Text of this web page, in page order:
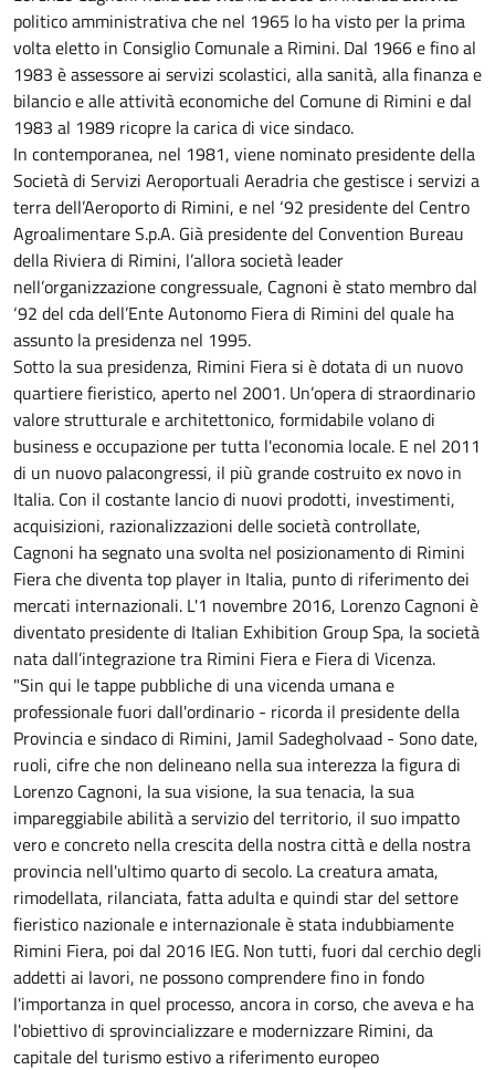
politico amministrativa che nel 1965 lo ha visto per la prima
volta eletto in Consiglio Comunale a Rimini. Dal 1966 e fino al
1983 è assessore ai servizi scolastici, alla sanità, alla finanza e
bilancio e alle attività economiche del Comune di Rimini e dal
1983 al 1989 ricopre la carica di vice sindaco.
In contemporanea, nel 1981, viene nominato presidente della
Società di Servizi Aeroportuali Aeradria che gestisce i servizi a
terra dell’Aeroporto di Rimini, e nel ‘92 presidente del Centro
Agroalimentare S.p.A. Già presidente del Convention Bureau
della Riviera di Rimini, l’allora società leader
nell’organizzazione congressuale, Cagnoni è stato membro dal
‘92 del cda dell’Ente Autonomo Fiera di Rimini del quale ha
assunto la presidenza nel 1995.
Sotto la sua presidenza, Rimini Fiera si è dotata di un nuovo
quartiere fieristico, aperto nel 2001. Un’opera di straordinario
valore strutturale e architettonico, formidabile volano di
business e occupazione per tutta l'economia locale. E nel 2011
di un nuovo palacongressi, il più grande costruito ex novo in
Italia. Con il costante lancio di nuovi prodotti, investimenti,
acquisizioni, razionalizzazioni delle società controllate,
Cagnoni ha segnato una svolta nel posizionamento di Rimini
Fiera che diventa top player in Italia, punto di riferimento dei
mercati internazionali. L'1 novembre 2016, Lorenzo Cagnoni è
diventato presidente di Italian Exhibition Group Spa, la società
nata dall’integrazione tra Rimini Fiera e Fiera di Vicenza.
"Sin qui le tappe pubbliche di una vicenda umana e
professionale fuori dall'ordinario - ricorda il presidente della
Provincia e sindaco di Rimini, Jamil Sadegholvaad - Sono date,
ruoli, cifre che non delineano nella sua interezza la figura di
Lorenzo Cagnoni, la sua visione, la sua tenacia, la sua
impareggiabile abilità a servizio del territorio, il suo impatto
vero e concreto nella crescita della nostra città e della nostra
provincia nell'ultimo quarto di secolo. La creatura amata,
rimodellata, rilanciata, fatta adulta e quindi star del settore
fieristico nazionale e internazionale è stata indubbiamente
Rimini Fiera, poi dal 2016 IEG. Non tutti, fuori dal cerchio degli
addetti ai lavori, ne possono comprendere fino in fondo
l'importanza in quel processo, ancora in corso, che aveva e ha
l'obiettivo di sprovincializzare e modernizzare Rimini, da
capitale del turismo estivo a riferimento europeo